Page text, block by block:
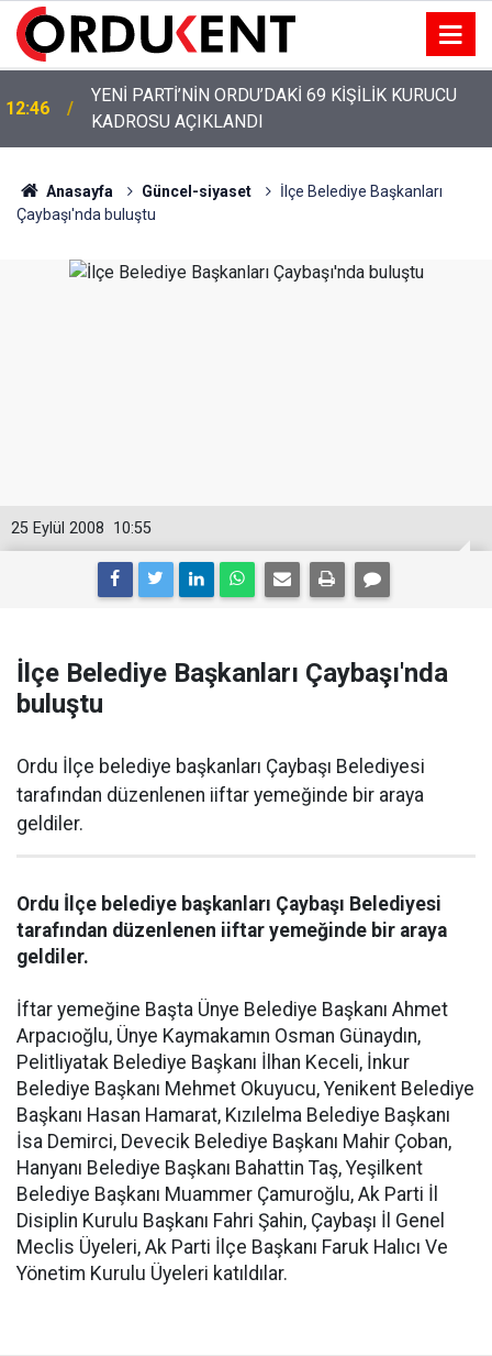
12:46
YENİ PARTİ’NİN ORDU’DAKİ 69 KİŞİLİK KURUCU
KADROSU AÇIKLANDI
Anasayfa Güncel-siyaset
İlçe Belediye Başkanları
Çaybaşı'nda buluştu
10:55
25 Eylül 2008
İlçe Belediye Başkanları Çaybaşı'nda
buluştu
Ordu İlçe belediye başkanları Çaybaşı Belediyesi
tarafından düzenlenen iiftar yemeğinde bir araya
geldiler.
Ordu İlçe belediye başkanları Çaybaşı Belediyesi
tarafından düzenlenen iiftar yemeğinde bir araya
geldiler.
İftar yemeğine Başta Ünye Belediye Başkanı Ahmet
Arpacıoğlu, Ünye Kaymakamın Osman Günaydın,
Pelitliyatak Belediye Başkanı İlhan Keceli, İnkur
Belediye Başkanı Mehmet Okuyucu, Yenikent Belediye
Başkanı Hasan Hamarat, Kızılelma Belediye Başkanı
İsa Demirci, Devecik Belediye Başkanı Mahir Çoban,
Hanyanı Belediye Başkanı Bahattin Taş, Yeşilkent
Belediye Başkanı Muammer Çamuroğlu, Ak Parti İl
Disiplin Kurulu Başkanı Fahri Şahin, Çaybaşı İl Genel
Meclis Üyeleri, Ak Parti İlçe Başkanı Faruk Halıcı Ve
Yönetim Kurulu Üyeleri katıldılar.